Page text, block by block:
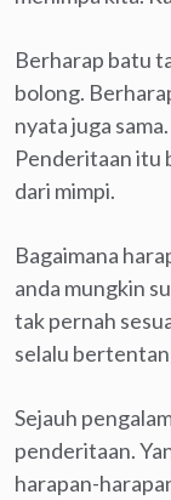
Berharap batu
bolong.
nyata juga
Penderitaan itu
dari mimpi.
Bagaimana
anda mungkin
tak pernah
selalu
Sejauh
penderitaan.
harapan-